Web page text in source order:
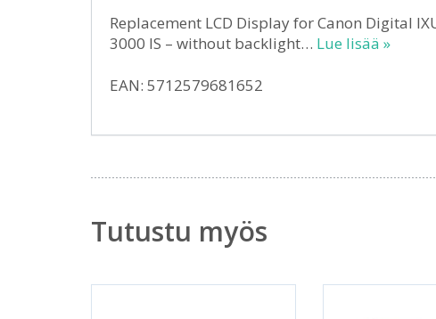
Replacement LCD Display for Canon Digital
3000 IS – without backlight… Lue lisää »
EAN: 5712579681652
Tutustu myös